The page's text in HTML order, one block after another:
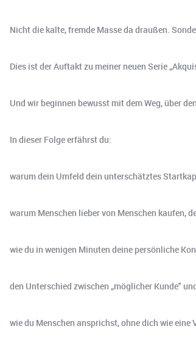
Nicht die kalte, fremde Masse da draußen.
Dies ist der Auftakt zu meiner neuen Serie
Und wir beginnen bewusst mit dem Weg, über
In dieser Folge erfährst du:
warum dein Umfeld dein unterschätztes
warum Menschen lieber von Menschen kaufen,
wie du in wenigen Minuten deine persönliche
den Unterschied zwischen „möglicher Kunde"
wie du Menschen ansprichst, ohne dich wie eine